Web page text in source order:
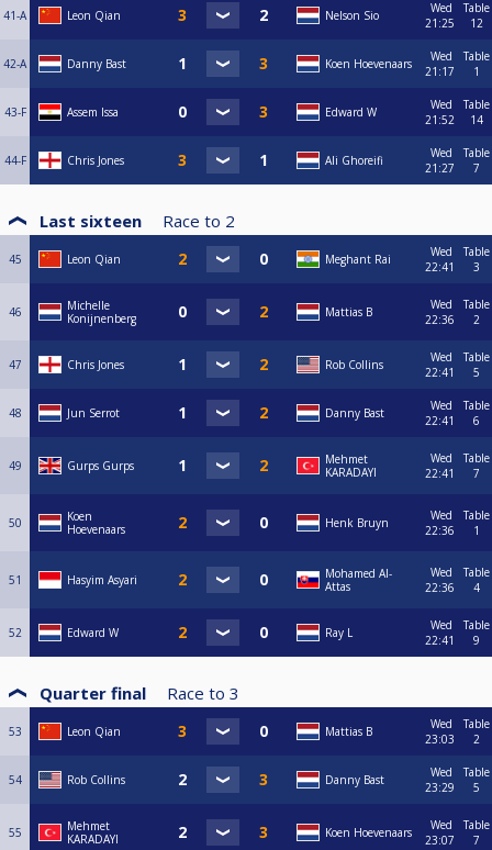
41-A Leon Qian Nelson Sio
Wed
21:25
Table
12
42-A Danny Bast Koen Hoevenaars
Wed
21:17
Table
1
43-F Assem Issa Edward W
Wed
21:52
Table
14
44-F Chris Jones Ali Ghoreifi
Wed
21:27
Table
7
Last sixteen Race to 2
45 Leon Qian Meghant Rai
Wed
22:41
Table
3
46
Michelle
Konijnenberg
Mattias B
Wed
22:36
Table
2
47 Chris Jones Rob Collins
Wed
22:41
Table
5
48 Jun Serrot Danny Bast
Wed
22:41
Table
6
49 Gurps Gurps
Mehmet
KARADAYI
Wed
22:41
Table
7
50
Koen
Hoevenaars
Henk Bruyn
Wed
22:36
Table
1
51 Hasyim Asyari
Mohamed Al-
Attas
Wed
22:36
Table
4
52 Edward W Ray L
Wed
22:41
Table
9
Quarter final Race to 3
53 Leon Qian Mattias B
Wed
23:03
Table
2
54 Rob Collins Danny Bast
Wed
23:29
Table
5
55
Mehmet
KARADAYI
Koen Hoevenaars
Wed
23:07
Table
7